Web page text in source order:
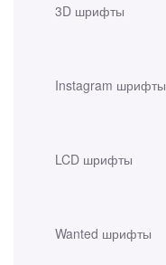
3D шрифты
Instagram шрифты
LCD шрифты
Wanted шрифты